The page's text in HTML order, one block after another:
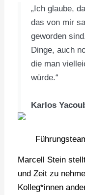
„Ich glaube,
das von mir
geworden
Dinge, auch
die man
würde.“
Karlos
Marcell Stein
und Zeit zu
Kolleg*innen